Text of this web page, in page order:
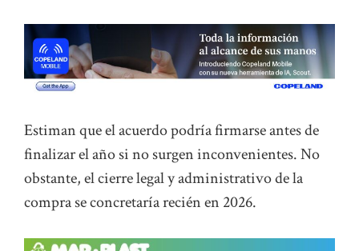
Estiman que el acuerdo podría firmarse antes de
finalizar el año si no surgen inconvenientes. No
obstante, el cierre legal y administrativo de la
compra se concretaría recién en 2026.